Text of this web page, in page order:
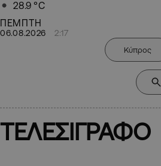
28.9 °C
ΠΕΜΠΤΗ
06.08.2026 2:17
Κύπρος
ΤΕΛΕΣΙΓΡΑΦΟ